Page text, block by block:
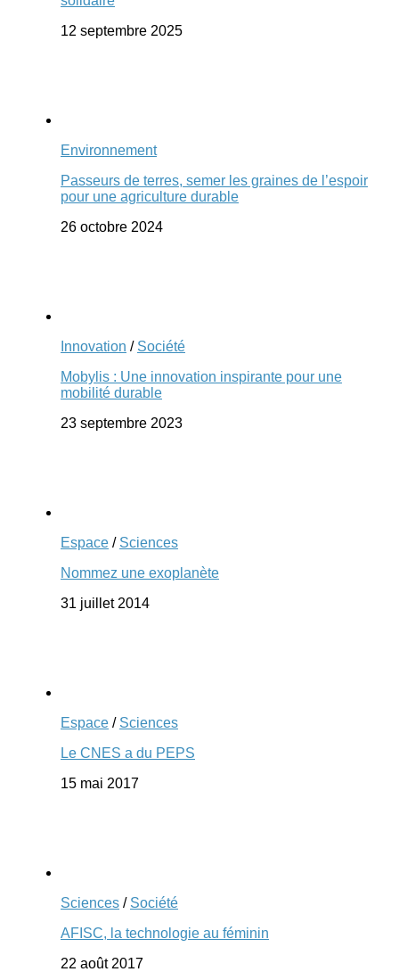
12 septembre 2025
Environnement
Passeurs de terres, semer les graines de l’espoir
pour une agriculture durable
26 octobre 2024
Innovation / Société
Mobylis : Une innovation inspirante pour une
mobilité durable
23 septembre 2023
Espace / Sciences
Nommez une exoplanète
31 juillet 2014
Espace / Sciences
Le CNES a du PEPS
15 mai 2017
Sciences / Société
AFISC, la technologie au féminin
22 août 2017